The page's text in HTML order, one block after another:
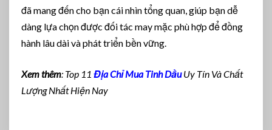
đã mang đến cho bạn cái nhìn tổng quan, giúp bạn dễ
dàng lựa chọn được đối tác may mặc phù hợp để đồng
hành lâu dài và phát triển bền vững.
Xem thêm: Top 11 Địa Chỉ Mua Tinh Dầu Uy Tín Và Chất
Lượng Nhất Hiện Nay